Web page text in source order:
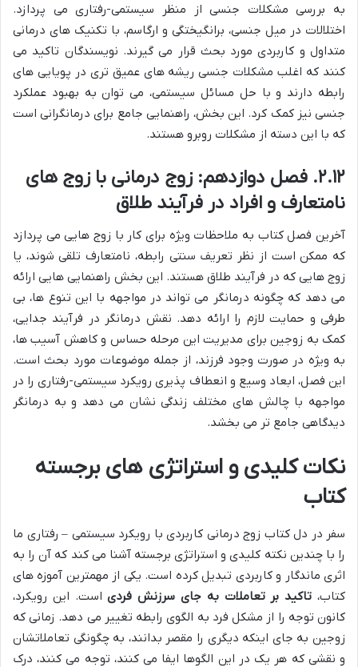
به بررسی مشکلات جنسی از منظر سیستمی-رفتاری می پردازد.
اختلالات در میل جنسی، برانگیختگی و ارگاسم، با تکنیک های درمانی
متداول و کاربردی مورد بحث قرار می گیرند. نویسندگان تاکید می
کنند که اغلب مشکلات جنسی ریشه های عمیق تری در پویایی های
رابطه دارند و با حل مسائل سیستمی، می توان به بهبود عملکرد
جنسی نیز کمک کرد. این بخش، راهنمایی جامع برای درمانگرانی است
که با این دسته از مشکلات روبرو هستند.
۲.۱۲. فصل دوازدهم: زوج درمانی با زوج های
نامتعارف و افراد در فرآیند طلاق
آخرین فصل کتاب به ملاحظات ویژه برای کار با زوج هایی می پردازد
که ممکن است از نظر تعریف سنتی رابطه، نامتعارف تلقی شوند، یا
زوج هایی که در فرآیند طلاق هستند. این بخش راهنمایی هایی ارائه
می دهد که چگونه درمانگر می تواند در مواجهه با این تنوع ها، بی
طرفی و حمایت لازم را ارائه دهد. نقش درمانگر در فرآیند جدایی،
کمک به زوجین برای مدیریت این مرحله حساس و کاهش آسیب ها،
به ویژه در صورت وجود فرزند، از جمله موضوعات مورد بحث است.
این فصل، ابعاد وسیع و انعطاف پذیری رویکرد سیستمی-رفتاری را در
مواجهه با چالش های مختلف زندگی نشان می دهد و به درمانگر
دیدگاهی جامع تر می بخشد.
نکات کلیدی و استراتژی های برجسته
کتاب
سفر در دل کتاب زوج درمانی کاربردی با رویکرد سیستمی – رفتاری ما
را با چندین نکته کلیدی و استراتژی برجسته آشنا می کند که آن را به
اثری ماندگار و کاربردی تبدیل کرده است. یکی از مهمترین آموزه های
کتاب، تاکید بر تعاملات به جای سرزنش فردیاست. این رویکرد،
کانون توجه را از مشکل فرد به الگوی رابطه تغییر می دهد. زمانی که
زوجین به جای اینکه دیگری را مقصر بدانند، به چگونگی تعاملاتشان
و نقشی که هر یک در این الگوها ایفا می کنند، توجه می کنند، درک